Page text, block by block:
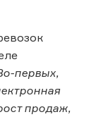
первых,
продаж,